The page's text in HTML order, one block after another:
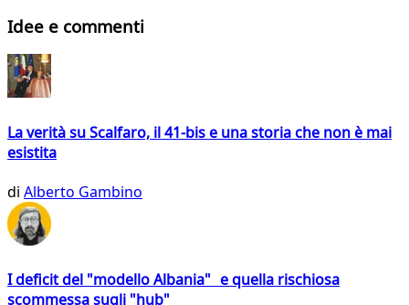
Idee e commenti
La verità su Scalfaro, il 41-bis e una storia che non è mai
esistita
di Alberto Gambino
I deficit del "modello Albania" e quella rischiosa
scommessa sugli "hub"